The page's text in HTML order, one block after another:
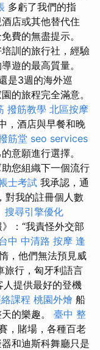
多虧了我們的指
店或其他替代住
費的無盡提示。
訓的旅行社，經驗
遊的最高質量。
是3週的海外巡
的旅程完全滿意。
撥筋教學 北區按摩
，酒店與早餐和晚
筋堂 seo services
意願進行選擇。
您組織下一個流行
士考試 我承認，通
對我的註冊個人數
搜尋引擎優化
：“我責怪外交部
中 中清路 按摩 逢
，他們無法預見威
旅行，匈牙利語言
人提供最好的登機
課程 桃園外燴 船
的樂趣。 臺中 整
，賭場，各種百老
和迪斯科舞廳只是